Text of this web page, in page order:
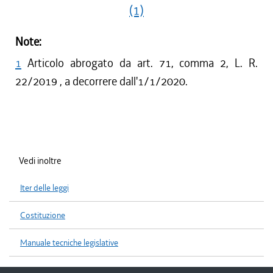
(1)
Note:
1 Articolo abrogato da art. 71, comma 2, L. R.
22/2019 , a decorrere dall'1/1/2020.
Vedi inoltre
Iter delle leggi
Costituzione
Manuale tecniche legislative